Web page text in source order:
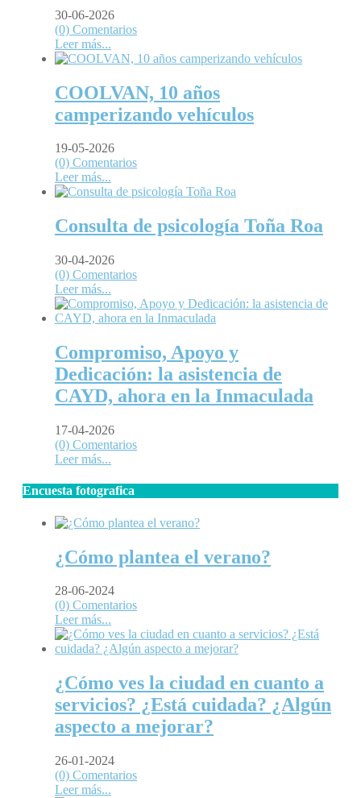
30-06-2026
(0) Comentarios
Leer más...
COOLVAN, 10 años
camperizando vehículos
19-05-2026
(0) Comentarios
Leer más...
Consulta de psicología Toña Roa
30-04-2026
(0) Comentarios
Leer más...
Compromiso, Apoyo y
Dedicación: la asistencia de
CAYD, ahora en la Inmaculada
17-04-2026
(0) Comentarios
Leer más...
Encuesta fotografica
¿Cómo plantea el verano?
28-06-2024
(0) Comentarios
Leer más...
¿Cómo ves la ciudad en cuanto a
servicios? ¿Está cuidada? ¿Algún
aspecto a mejorar?
26-01-2024
(0) Comentarios
Leer más...